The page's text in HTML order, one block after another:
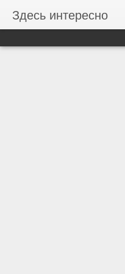
Здесь интересно